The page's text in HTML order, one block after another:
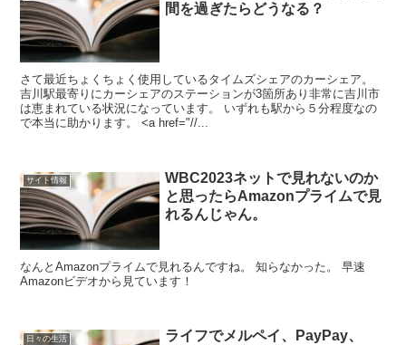
間を過ぎたらどうなる？
さて最近ちょくちょく使用しているタイムズシェアのカーシェア。
吉川駅最寄りにカーシェアのステーションが3箇所あり非常に吉川市
は恵まれている状況になっています。 いずれも駅から５分程度なの
で本当に助かります。 <a href="//...
サイト情報
WBC2023ネットで見れないのか
と思ったらAmazonプライムで見
れるんじゃん。
なんとAmazonプライムで見れるんですね。 知らなかった。 早速
Amazonビデオから見ています！
日々の生活
ライフでメルペイ、PayPay、